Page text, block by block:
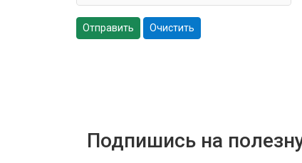
Отправить Очистить
Подпишись на